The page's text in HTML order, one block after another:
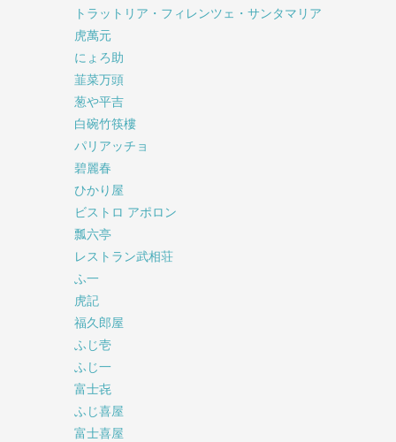
トラットリア・フィレンツェ・サンタマリア
虎萬元
にょろ助
韮菜万頭
葱や平吉
白碗竹筷樓
パリアッチョ
碧麗春
ひかり屋
ビストロ アポロン
瓢六亭
レストラン武相荘
ふ一
虎記
福久郎屋
ふじ壱
ふじ一
富士㐂
ふじ喜屋
富士喜屋